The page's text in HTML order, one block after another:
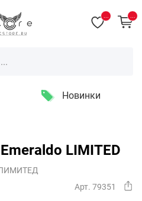
Новинки
LIMITED
ЛИМИТЕД
Арт. 79351